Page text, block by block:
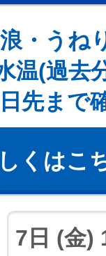
・うね
温(過去
先まで
くはこ